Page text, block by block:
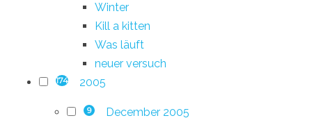
Winter
Kill a kitten
Was läuft
neuer versuch
174 2005
9 December 2005